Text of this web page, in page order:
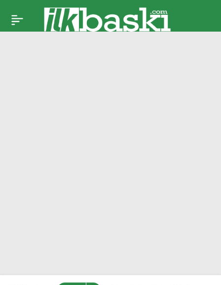
Fenerbahçe’de seçim